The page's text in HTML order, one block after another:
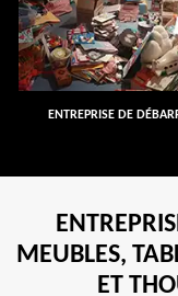
ENTREPRISE DE
MEUBLES,
ET